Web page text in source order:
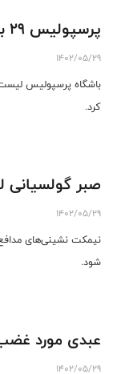
پرسپولیس ۲۹ بازیکن به AFC معرفی کرد
1402/05/29
کرد.
صبر گولسیانی
1402/05/29
نیمکت ‌نشینی‌های
شود.
عبدی مورد
1402/05/29